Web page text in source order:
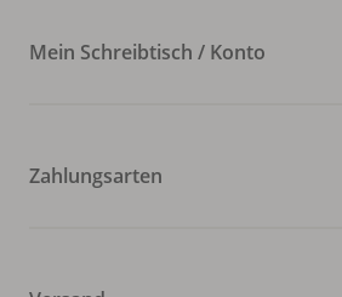
Mein Schreibtisch / Konto
Zahlungsarten